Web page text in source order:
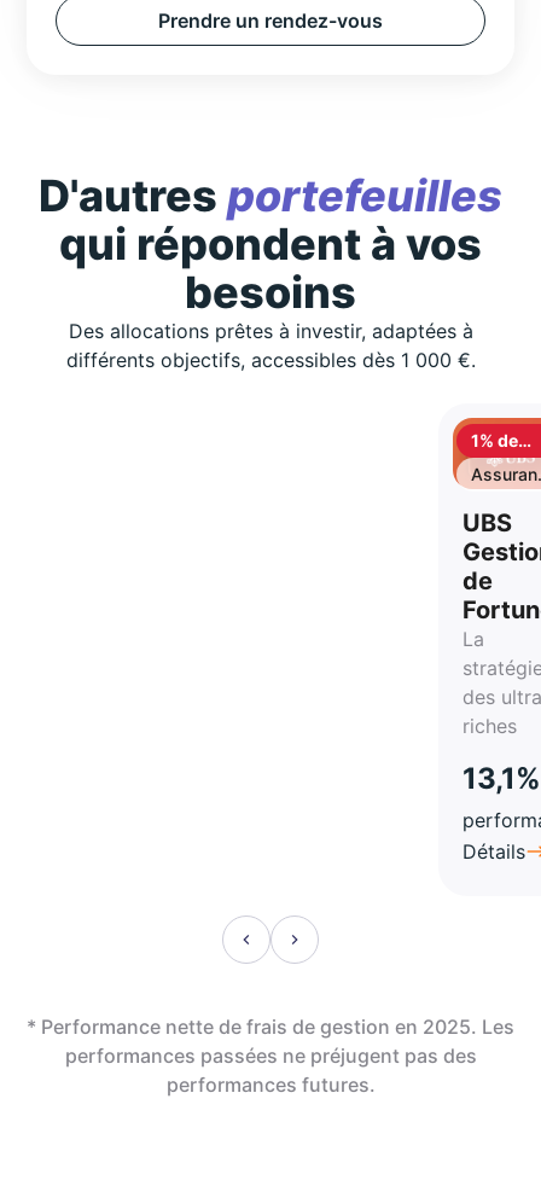
Prendre un rendez-vous
D'autres portefeuilles
qui répondent à vos
besoins
Des allocations prêtes à investir, adaptées à
différents objectifs, accessibles dès 1 000 €.
1% de
UBS
de
La
des
riches
13,1%
Détails
* Performance nette de frais de gestion en 2025. Les
performances passées ne préjugent pas des
performances futures.